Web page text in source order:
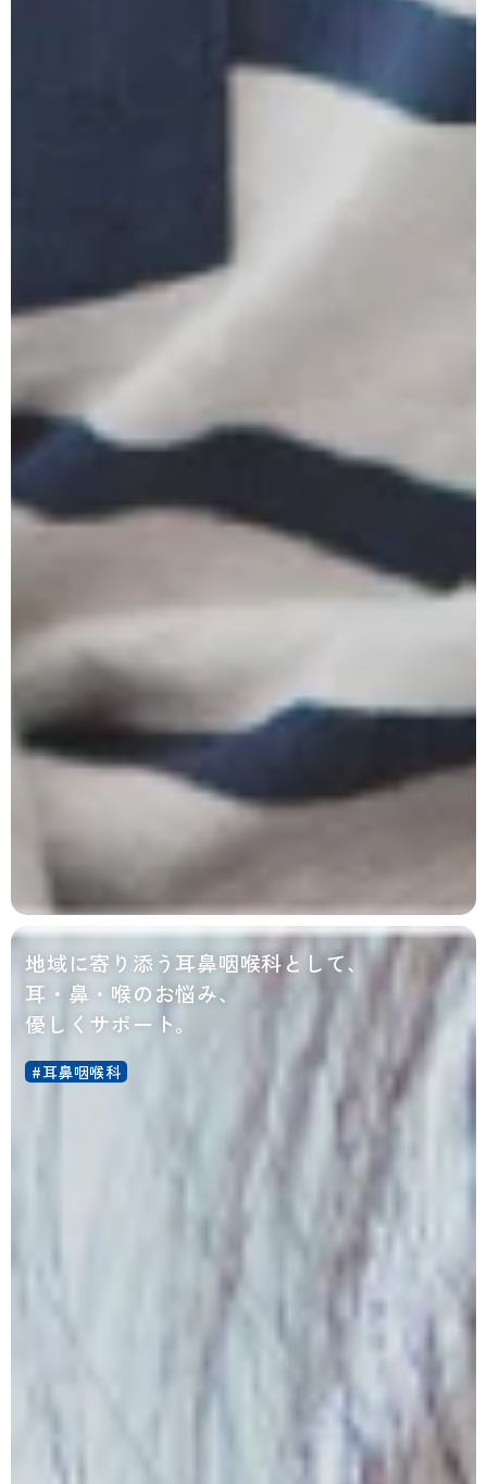
地域に寄り添う耳鼻咽喉科として、
耳・鼻・喉のお悩み、
優しくサポート。
#耳鼻咽喉科